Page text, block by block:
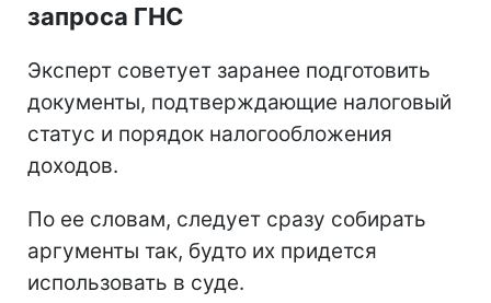
запроса ГНС
Эксперт советует заранее подготовить
документы, подтверждающие налоговый
статус и порядок налогообложения
доходов.
По ее словам, следует сразу собирать
аргументы так, будто их придется
использовать в суде.